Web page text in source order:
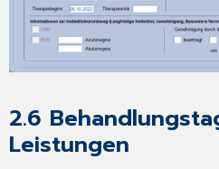
an
CKD-
Forschungsprojekt
4.9
zur
elektronischen
2.6
Leistungen